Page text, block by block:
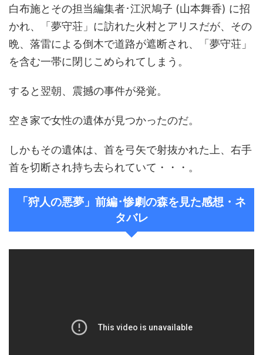
白布施とその担当編集者･江沢鳩子 (山本舞香) に招
かれ、「夢守荘」に訪れた火村とアリスだが、その
晩、落雷による倒木で道路が遮断され、「夢守荘」
を含む一帯に閉じこめられてしまう。
すると翌朝、震撼の事件が発覚。
空き家で女性の遺体が見つかったのだ。
しかもその遺体は、首を弓矢で射抜かれた上、右手
首を切断され持ち去られていて・・・。
「狩人の悪夢」前編･惨劇の森を見た感想・ネ
タバレ